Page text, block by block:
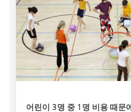
어린이 3명 중 1명 비용 때문